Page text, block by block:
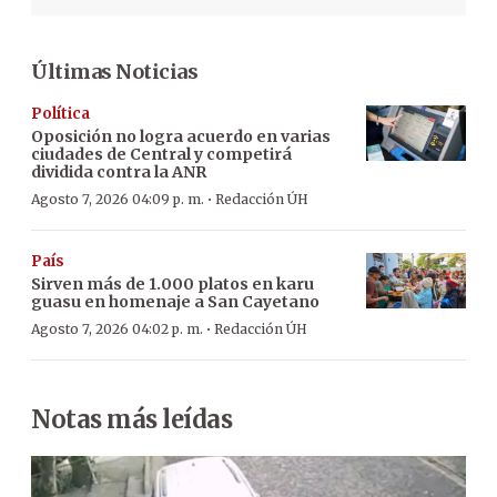
Últimas Noticias
Política
Oposición no logra acuerdo en varias
ciudades de Central y competirá
dividida contra la ANR
Agosto 7, 2026 04:09 p. m. · Redacción ÚH
País
Sirven más de 1.000 platos en karu
guasu en homenaje a San Cayetano
Agosto 7, 2026 04:02 p. m. · Redacción ÚH
Notas más leídas